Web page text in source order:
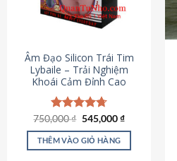
Âm Đạo Silicon Trái Tim
Lybaile – Trải Nghiệm
Khoái Cảm Đỉnh Cao
Được xếp
hạng4.70
5 sao
750,000₫ Giá
là:
750,000 ₫.
545,000₫Giá
tại
545,000 ₫.
THÊM VÀO GIỎ HÀNG